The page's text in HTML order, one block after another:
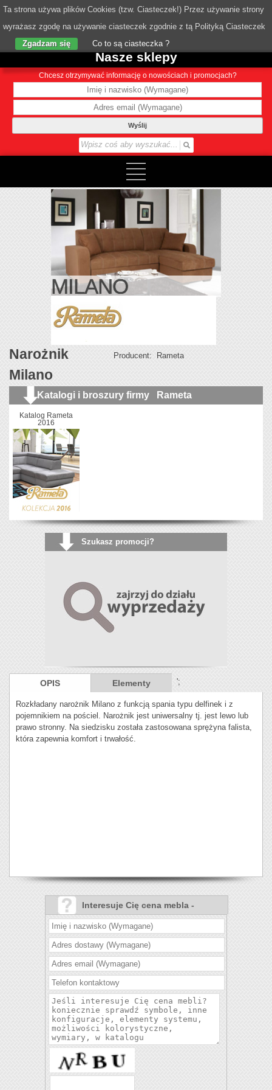
o Nas
Nasze sklepy
Chcesz otrzymywać informację o nowościach i promocjach?
Wyślij
MILANO
Narożnik
Milano
Producent: Rameta
Katalogi i broszury firmy Rameta
Katalog Rameta
2016
Szukasz promocji?
OPIS Elementy ';
Rozkładany narożnik Milano z funkcją spania typu delfinek i z
pojemnikiem na pościel. Narożnik jest uniwersalny tj. jest lewo lub
prawo stronny. Na siedzisku została zastosowana sprężyna falista,
która zapewnia komfort i trwałość.
Interesuje Cię cena mebla -
Narożnik Milano?
Ta strona używa plików Cookies (tzw. Ciasteczek!) Przez używanie strony
wyrażasz zgodę na używanie ciasteczek zgodnie z tą Polityką Ciasteczek
Zgadzam się
Co to są ciasteczka ?